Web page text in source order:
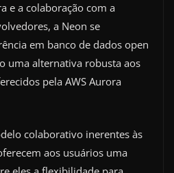
e a colaboração com a
a Neon se
em banco de dados open
uma alternativa robusta aos
pela AWS Aurora
colaborativo inerentes às
aos usuários uma